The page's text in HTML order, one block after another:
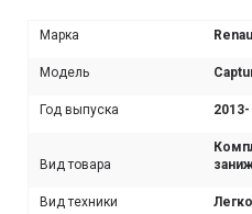
Марка
Модель
Год выпуска 2013-
Вид товара
Вид техники